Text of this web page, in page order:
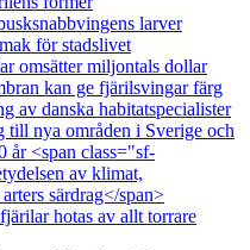
larver
för stadslivet
omsätter miljontals dollar
kan ge fjärilsvingar färg
av danska habitatspecialister
till nya områden i Sverige och
år <span class="sf-
av klimat,
särdrag</span>
hotas av allt torrare